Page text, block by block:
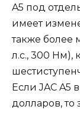
A5 под
имеет
также более
л.с., 300 Нм),
Если JAC A5
долларов, то